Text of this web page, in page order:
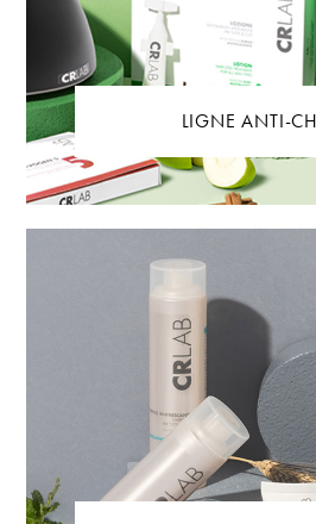
LIGNE ANTI-